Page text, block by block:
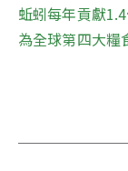
蚯蚓每年貢獻
為全球第四大糧